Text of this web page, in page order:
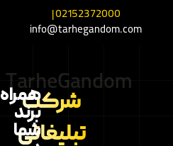
02152372000 |
info@tarhegandom.com
TarheGandom
شرکت
تبلیغاتی
همراه
برند
شما